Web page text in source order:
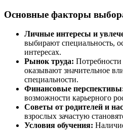
Основные факторы
Личные интересы и
выбирают специальность,
интересах.
Рынок труда:
оказывают значительное
специальности.
Финансовые
возможности карьерного
Советы от родителей и
взрослых зачастую
Условия обучения: